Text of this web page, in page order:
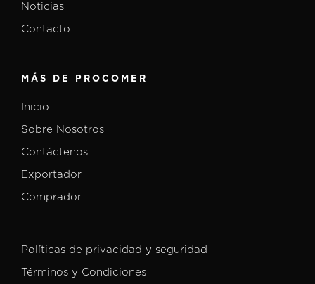
Noticias
Contacto
MÁS DE PROCOMER
Inicio
Sobre Nosotros
Contáctenos
Exportador
Comprador
Políticas de privacidad y seguridad
Términos y Condiciones